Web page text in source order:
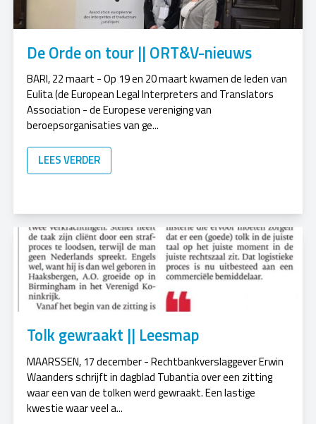
De Orde on tour || ORT&V-nieuws
BARI, 22 maart - Op 19 en 20 maart kwamen de leden van
Eulita (de European Legal Interpreters and Translators
Association - de Europese vereniging van
beroepsorganisaties van ge...
LEES VERDER
Tolk gewraakt || Leesmap
MAARSSEN, 17 december - Rechtbankverslaggever Erwin
Waanders schrijft in dagblad Tubantia over een zitting
waar een van de tolken werd gewraakt. Een lastige
kwestie waar veel a...